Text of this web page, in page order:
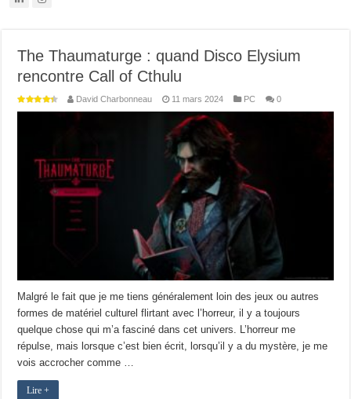
The Thaumaturge : quand Disco Elysium
rencontre Call of Cthulu
David Charbonneau 11 mars 2024 PC 0
Malgré le fait que je me tiens généralement loin des jeux ou autres
formes de matériel culturel flirtant avec l’horreur, il y a toujours
quelque chose qui m’a fasciné dans cet univers. L’horreur me
répulse, mais lorsque c’est bien écrit, lorsqu’il y a du mystère, je me
vois accrocher comme …
Lire +